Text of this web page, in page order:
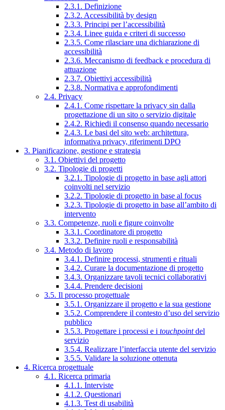
2.3.1. Definizione
2.3.2. Accessibilità by design
2.3.3. Principi per l’accessibilità
2.3.4. Linee guida e criteri di successo
2.3.5. Come rilasciare una dichiarazione di
accessibilità
2.3.6. Meccanismo di feedback e procedura di
attuazione
2.3.7. Obiettivi accessibilità
2.3.8. Normativa e approfondimenti
2.4. Privacy
2.4.1. Come rispettare la privacy sin dalla
progettazione di un sito o servizio digitale
2.4.2. Richiedi il consenso quando necessario
2.4.3. Le basi del sito web: architettura,
informativa privacy, riferimenti DPO
3. Pianificazione, gestione e strategia
3.1. Obiettivi del progetto
3.2. Tipologie di progetti
3.2.1. Tipologie di progetto in base agli attori
coinvolti nel servizio
3.2.2. Tipologie di progetto in base al focus
3.2.3. Tipologie di progetto in base all’ambito di
intervento
3.3. Competenze, ruoli e figure coinvolte
3.3.1. Coordinatore di progetto
3.3.2. Definire ruoli e responsabilità
3.4. Metodo di lavoro
3.4.1. Definire processi, strumenti e rituali
3.4.2. Curare la documentazione di progetto
3.4.3. Organizzare tavoli tecnici collaborativi
3.4.4. Prendere decisioni
3.5. Il processo progettuale
3.5.1. Organizzare il progetto e la sua gestione
3.5.2. Comprendere il contesto d’uso del servizio
pubblico
3.5.3. Progettare i processi e i touchpointdel
servizio
3.5.4. Realizzare l’interfaccia utente del servizio
3.5.5. Validare la soluzione ottenuta
4. Ricerca progettuale
4.1. Ricerca primaria
4.1.1. Interviste
4.1.2. Questionari
4.1.3. Test di usabilità